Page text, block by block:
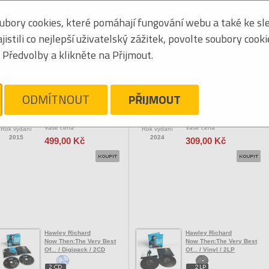
Seřadit podle:
výpis
POP ZAHRANIČNÍ
Rok vydání
2015
Hollow Meadows / Vinyl /
2LP
Vaše cena
499,00 Kč
Rok vydání
2024
In This City They Call You
Vaše cena
309,00 Kč
Hawley Richard
Now Then:The Very Best
Of... / Digipack / 2CD
Hawley Richard
Now Then:The Very Best
Of... / Vinyl / 2LP
cookies, které pomáhají fungování webu a také ke
co nejlepší uživatelský zážitek, povolte soubory
a klikněte na Přijmout.
ODMÍTNOUT PŘIJMOUT